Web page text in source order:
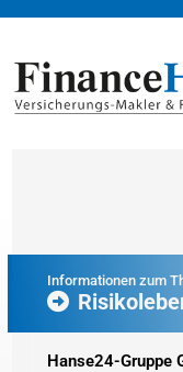
Informationen zum
Hanse24-Gruppe